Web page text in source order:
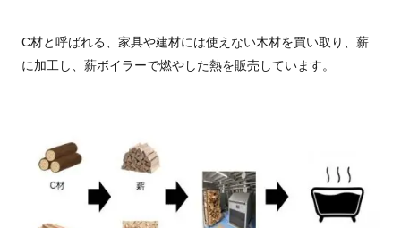
C材と呼ばれる、家具や建材には使えない木材を買い取り、薪
に加工し、薪ボイラーで燃やした熱を販売しています。